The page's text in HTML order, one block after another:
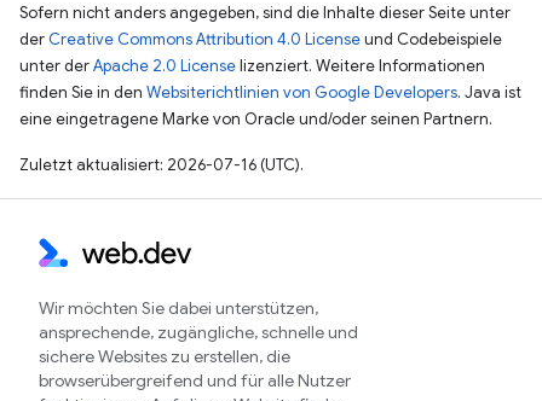
Sofern nicht anders angegeben, sind die Inhalte dieser Seite unter
der Creative Commons Attribution 4.0 Licenseund Codebeispiele
unter derApache 2.0 Licenselizenziert. Weitere Informationen
finden Sie in den Websiterichtlinien von Google Developers. Java ist
eine eingetragene Marke von Oracle und/oder seinen Partnern.
Zuletzt aktualisiert: 2026-07-16 (UTC).
Wir möchten Sie dabei unterstützen,
ansprechende, zugängliche, schnelle und
sichere Websites zu erstellen, die
browserübergreifend und für alle Nutzer